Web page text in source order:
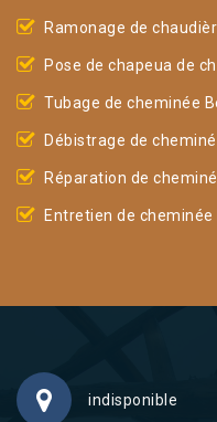
Ramonage de
Pose de chapeua de
Tubage de cheminée
Débistrage de
Réparation de
Entretien de
indisponible